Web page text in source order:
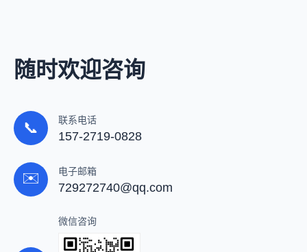
随时欢迎咨询
📞 联系电话
157-2719-0828
✉️ 电子邮箱
729272740@qq.com
微信咨询